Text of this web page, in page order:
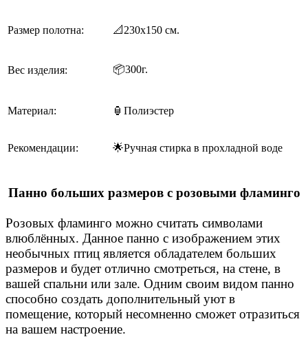
Размер полотна: 📐230х150 см.
Вес изделия: 📦300г.
Материал: 🏮Полиэстер
Рекомендации: 🌟Ручная стирка в прохладной воде
Панно больших размеров с розовыми фламинго
Розовых фламинго можно считать символами
влюблённых. Данное панно с изображением этих
необычных птиц является обладателем больших
размеров и будет отлично смотреться, на стене, в
вашей спальни или зале. Одним своим видом панно
способно создать дополнительный уют в
помещение, который несомненно сможет отразиться
на вашем настроение.